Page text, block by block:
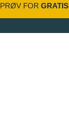
PRØV FOR GRATIS